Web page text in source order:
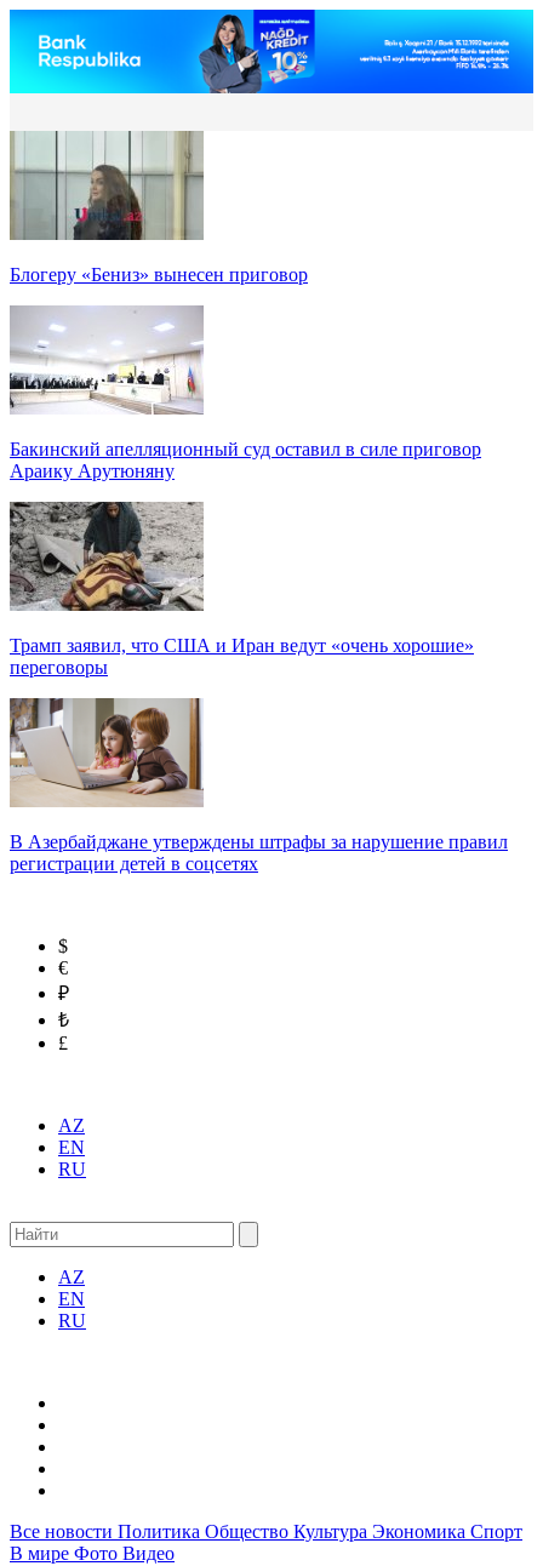
Блогеру «Бениз» вынесен приговор
Бакинский апелляционный суд оставил в силе приговор
Араику Арутюняну
Трамп заявил, что США и Иран ведут «очень хорошие»
переговоры
В Азербайджане утверждены штрафы за нарушение правил
регистрации детей в соцсетях
$
€
₽
₺
£
AZ
EN
RU
AZ
EN
RU
Все новости Политика Общество Культура Экономика Спорт
В мире Фото Видео